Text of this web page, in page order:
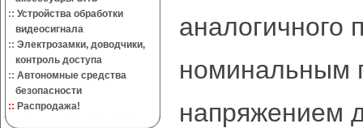
:: Устройства обработки
видеосигнала
:: Электрозамки, доводчики,
контроль доступа
:: Автономные средства
безопасности
:: Распродажа!
аналогичного
номинальным
напряжением